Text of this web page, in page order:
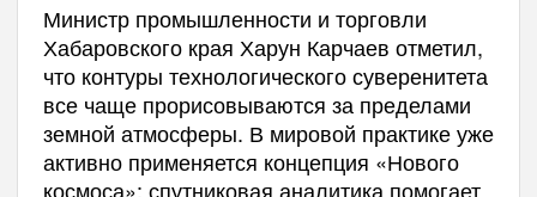
Министр промышленности и торговли
Хабаровского края Харун Карчаев отметил,
что контуры технологического суверенитета
все чаще прорисовываются за пределами
земной атмосферы. В мировой практике уже
активно применяется концепция «Нового
космоса»: спутниковая аналитика помогает